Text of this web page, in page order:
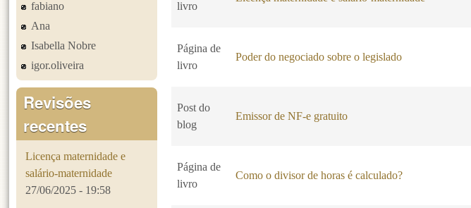
livro
Página de
livro
Poder do negociado sobre o legislado
Post do
blog
Emissor de NF-e gratuito
Página de
livro
Como o divisor de horas é calculado?
fabiano
Ana
Isabella Nobre
igor.oliveira
Revisões
recentes
Licença maternidade e
salário-maternidade
27/06/2025 - 19:58